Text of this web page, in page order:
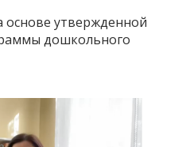
основе утвержденной
дошкольного